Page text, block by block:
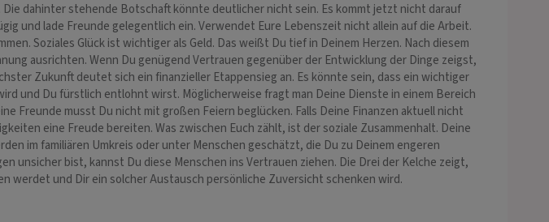
Die dahinter stehende Botschaft könnte deutlicher nicht sein. Es kommt jetzt nicht darauf
und lade Freunde gelegentlich ein. Verwendet Eure Lebenszeit nicht allein auf die Arbeit.
Soziales Glück ist wichtiger als Geld. Das weißt Du tief in Deinem Herzen. Nach diesem
ausrichten. Wenn Du genügend Vertrauen gegenüber der Entwicklung der Dinge zeigst,
Zukunft deutet sich ein finanzieller Etappensieg an. Es könnte sein, dass ein wichtiger
und Du fürstlich entlohnt wirst. Möglicherweise fragt man Deine Dienste in einem Bereich
Freunde musst Du nicht mit großen Feiern beglücken. Falls Deine Finanzen aktuell nicht
eine Freude bereiten. Was zwischen Euch zählt, ist der soziale Zusammenhalt. Deine
im familiären Umkreis oder unter Menschen geschätzt, die Du zu Deinem engeren
unsicher bist, kannst Du diese Menschen ins Vertrauen ziehen. Die Drei der Kelche zeigt,
werdet und Dir ein solcher Austausch persönliche Zuversicht schenken wird.